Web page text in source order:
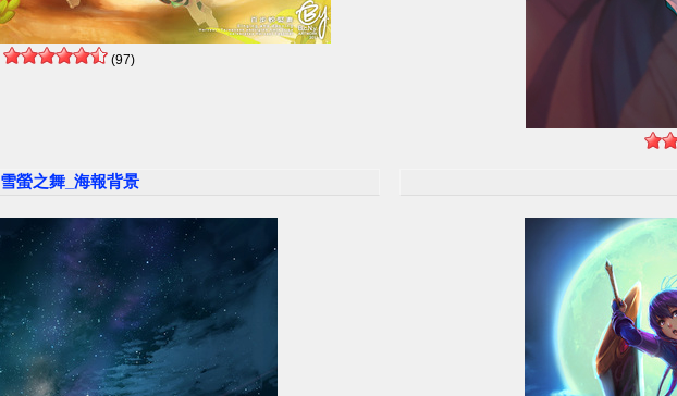
(97)
雪螢之舞_海報背景